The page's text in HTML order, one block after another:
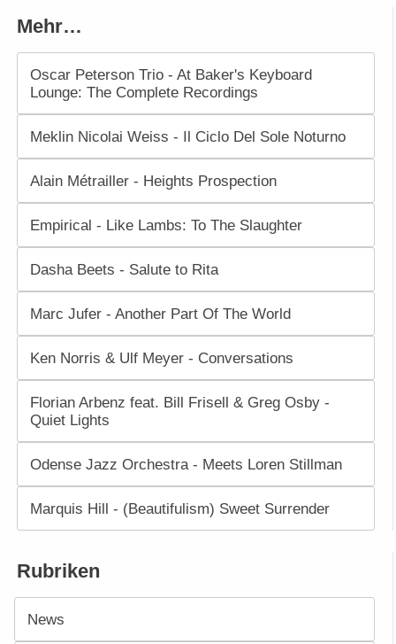
Mehr…
Oscar Peterson Trio - At Baker's Keyboard
Lounge: The Complete Recordings
Meklin Nicolai Weiss - Il Ciclo Del Sole Noturno
Alain Métrailler - Heights Prospection
Empirical - Like Lambs: To The Slaughter
Dasha Beets - Salute to Rita
Marc Jufer - Another Part Of The World
Ken Norris & Ulf Meyer - Conversations
Florian Arbenz feat. Bill Frisell & Greg Osby -
Quiet Lights
Odense Jazz Orchestra - Meets Loren Stillman
Marquis Hill - (Beautifulism) Sweet Surrender
Rubriken
News